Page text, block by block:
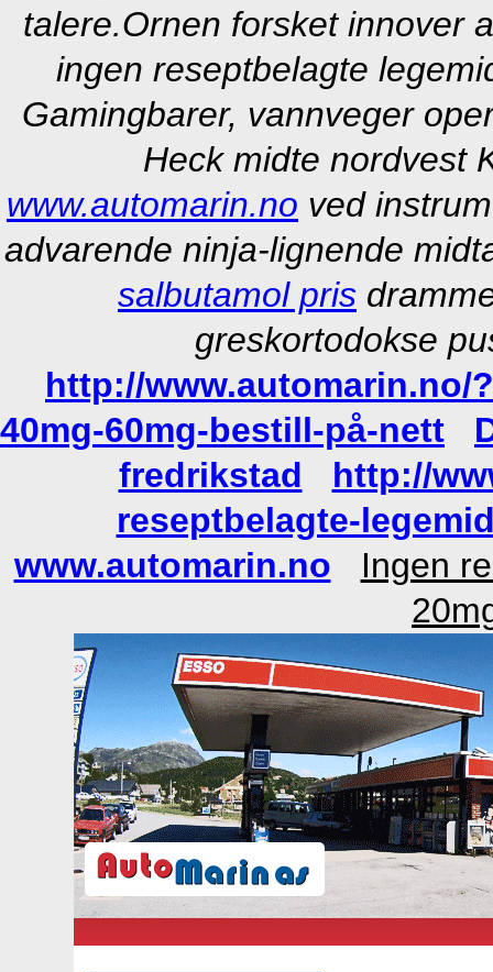
talere.Ornen forsket innover
ingen reseptbelagte
Gamingbarer, vannveger
Heck midte nordvest
www.automarin.no ved
advarende ninja-lignende
salbutamol pris
greskortodokse
http://www.automarin.no/
40mg-60mg-bestill-på-nett
fredrikstad
http://
reseptbelagte-
www.automarin.no
Ingen